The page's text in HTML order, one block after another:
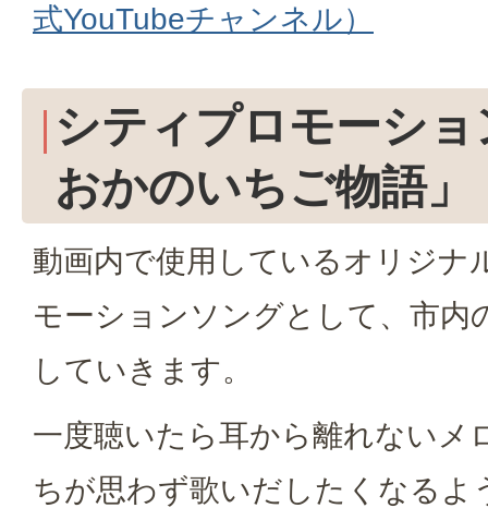
式YouTubeチャンネル）
シティプロモーシ
おかのいちご物語」
動画内で使用しているオリジナ
モーションソングとして、市内
していきます。
一度聴いたら耳から離れないメ
ちが思わず歌いだしたくなるよ